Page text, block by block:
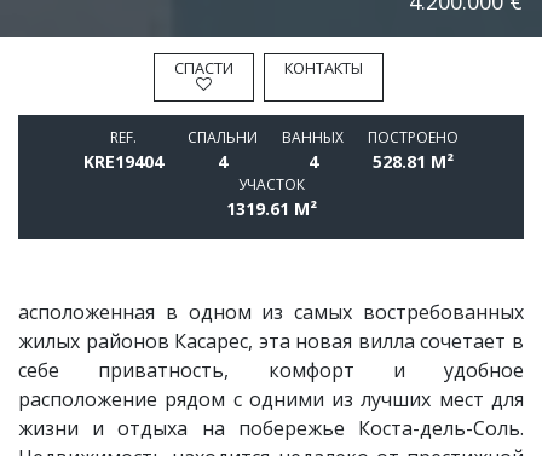
СПАСТИ КОНТАКТЫ
REF.
KRE19404
СПАЛЬНИ
4
BАННЫХ
4
ПОСТРОЕНО
528.81 M²
УЧАСТОК
1319.61 M²
асположенная в одном из самых востребованных
жилых районов Касарес, эта новая вилла сочетает в
себе приватность, комфорт и удобное
расположение рядом с одними из лучших мест для
жизни и отдыха на побережье Коста-дель-Соль.